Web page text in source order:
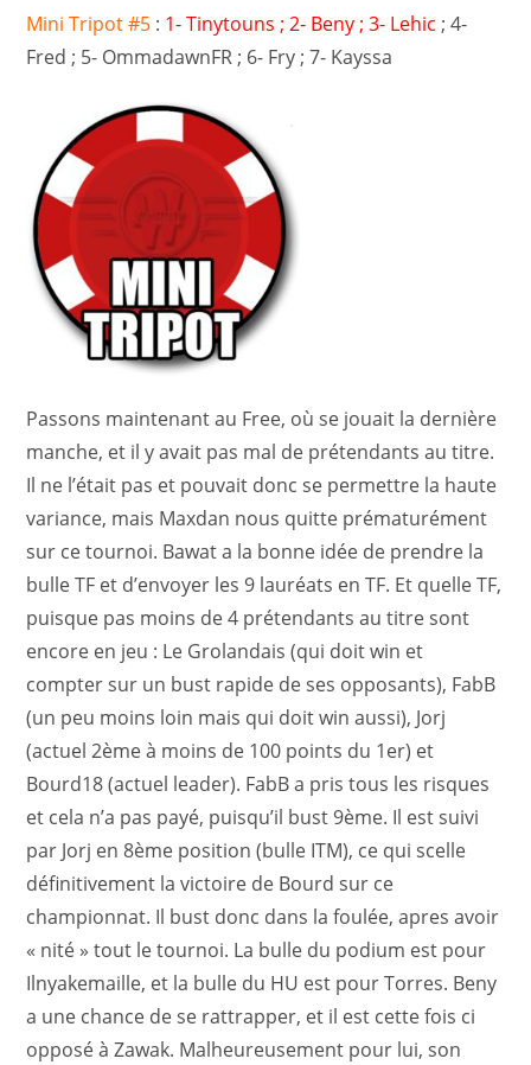
Mini Tripot #5 : 1- Tinytouns ; 2- Beny ; 3- Lehic ; 4-
Fred ; 5- OmmadawnFR ; 6- Fry ; 7- Kayssa
Passons maintenant au Free, où se jouait la dernière
manche, et il y avait pas mal de prétendants au titre.
Il ne l’était pas et pouvait donc se permettre la haute
variance, mais Maxdan nous quitte prématurément
sur ce tournoi. Bawat a la bonne idée de prendre la
bulle TF et d’envoyer les 9 lauréats en TF. Et quelle TF,
puisque pas moins de 4 prétendants au titre sont
encore en jeu : Le Grolandais (qui doit win et
compter sur un bust rapide de ses opposants), FabB
(un peu moins loin mais qui doit win aussi), Jorj
(actuel 2ème à moins de 100 points du 1er) et
Bourd18 (actuel leader). FabB a pris tous les risques
et cela n’a pas payé, puisqu’il bust 9ème. Il est suivi
par Jorj en 8ème position (bulle ITM), ce qui scelle
définitivement la victoire de Bourd sur ce
championnat. Il bust donc dans la foulée, apres avoir
« nité » tout le tournoi. La bulle du podium est pour
Ilnyakemaille, et la bulle du HU est pour Torres. Beny
a une chance de se rattrapper, et il est cette fois ci
opposé à Zawak. Malheureusement pour lui, son